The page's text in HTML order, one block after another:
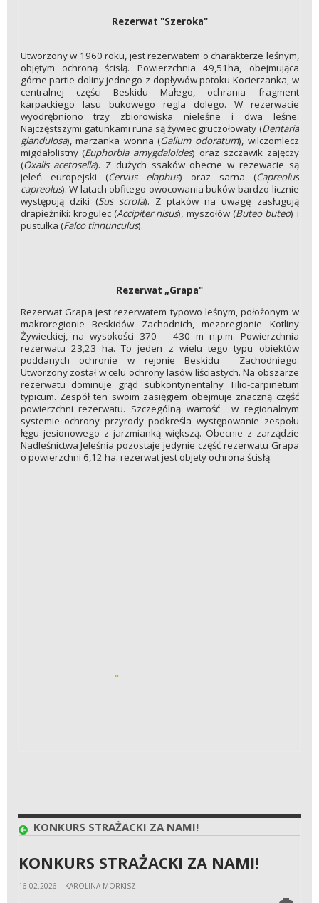
Rezerwat "Szeroka"
Utworzony w 1960 roku, jest rezerwatem o charakterze leśnym,
objętym ochroną ścisłą. Powierzchnia 49,51ha, obejmująca
górne partie doliny jednego z dopływów potoku Kocierzanka, w
centralnej części Beskidu Małego, ochrania fragment
karpackiego lasu bukowego regla dolego. W rezerwacie
wyodrębniono trzy zbiorowiska nieleśne i dwa leśne.
Najczęstszymi gatunkami runa są żywiec gruczołowaty (Dentaria
glandulosa), marzanka wonna (Galium odoratum), wilczomlecz
migdałolistny (Euphorbia amygdaloides) oraz szczawik zajęczy
(Oxalis acetosella). Z dużych ssaków obecne w rezewacie są
jeleń europejski (Cervus elaphus) oraz sarna (Capreolus
capreolus). W latach obfitego owocowania buków bardzo licznie
występują dziki (Sus scrofa). Z ptaków na uwagę zasługują
drapieżniki: krogulec (Accipiter nisus), myszołów (Buteo buteo) i
pustułka (Falco tinnunculus).
Rezerwat „Grapa"
Rezerwat Grapa jest rezerwatem typowo leśnym, położonym w
makroregionie Beskidów Zachodnich, mezoregionie Kotliny
Żywieckiej, na wysokości 370 – 430 m n.p.m. Powierzchnia
rezerwatu 23,23 ha. To jeden z wielu tego typu obiektów
poddanych ochronie w rejonie Beskidu Zachodniego.
Utworzony został w celu ochrony lasów liściastych. Na obszarze
rezerwatu dominuje grąd subkontynentalny Tilio-carpinetum
typicum. Zespół ten swoim zasięgiem obejmuje znaczną część
powierzchni rezerwatu. Szczególną wartość w regionalnym
systemie ochrony przyrody podkreśla występowanie zespołu
łęgu jesionowego z jarzmianką większą. Obecnie z zarządzie
Nadleśnictwa Jeleśnia pozostaje jedynie część rezerwatu Grapa
o powierzchni 6,12 ha. rezerwat jest objety ochrona ścisłą.
"
KONKURS STRAŻACKI ZA NAMI!
KONKURS STRAŻACKI ZA NAMI!
16.02.2026 | KAROLINA MORKISZ